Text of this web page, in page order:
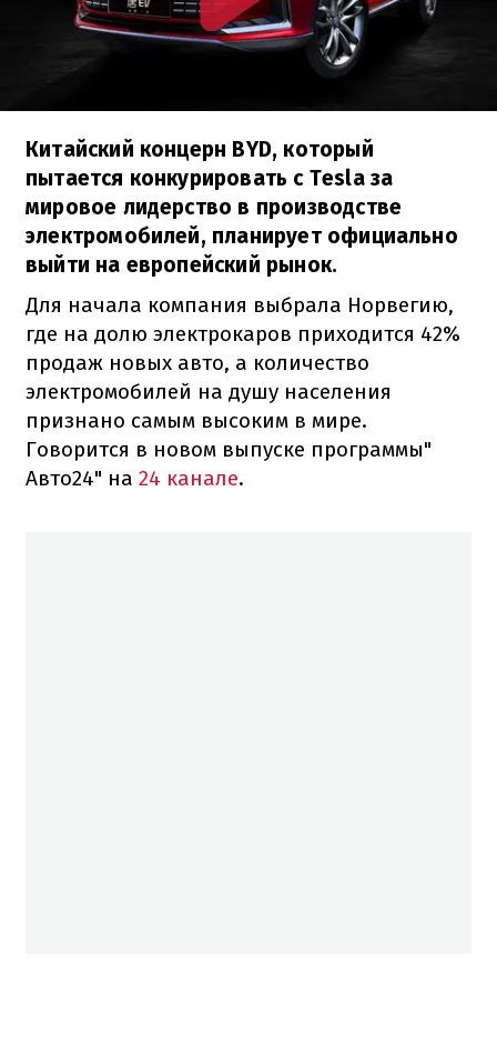
Китайский концерн BYD, который
пытается конкурировать с Tesla за
мировое лидерство в производстве
электромобилей, планирует официально
выйти на европейский рынок.
Для начала компания выбрала Норвегию,
где на долю электрокаров приходится 42%
продаж новых авто, а количество
электромобилей на душу населения
признано самым высоким в мире.
Говорится в новом выпуске программы"
Авто24" на 24 канале.